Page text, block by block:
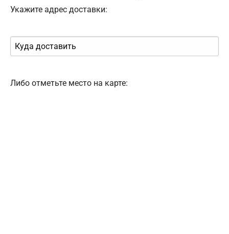
Укажите адрес доставки:
Либо отметьте место на карте: